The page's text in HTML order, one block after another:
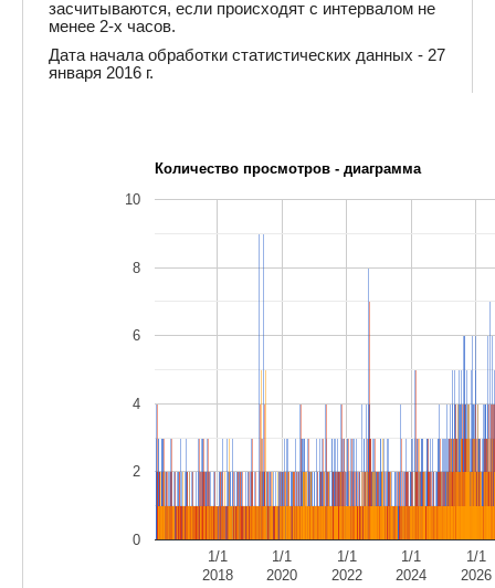
засчитываются, если происходят с интервалом не
менее 2-х часов.
Дата начала обработки статистических данных - 27
января 2016 г.
Количество просмотров - диаграмма
1/1
2018
1/1
2020
1/1
2022
1/1
2024
1/1
2026
0
2
4
6
8
10